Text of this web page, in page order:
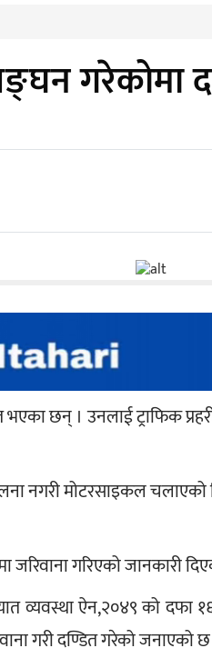
गरेकोमा
छन् । उनलाई ट्राफिक
नगरी मोटरसाइकल चलाएको
जरिवाना गरिएको जानकारी
व्यवस्था ऐन,२०४९ को दफा
गरी दण्डित गरेको जनाएको छ